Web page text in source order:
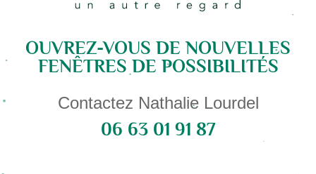
OUVREZ-VOUS DE NOUVELLES
FENÊTRES DE POSSIBILITÉS
Contactez Nathalie Lourdel
06 63 01 91 87